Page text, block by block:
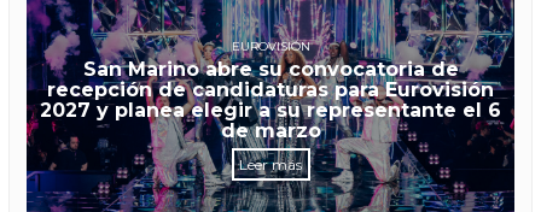
EUROVISIÓN
San Marino abre su convocatoria de
recepción de candidaturas para Eurovisión
2027 y planea elegir a su representante el 6
de marzo
Leer más